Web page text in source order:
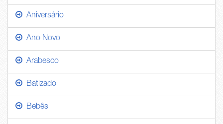
Aniversário
Ano Novo
Arabesco
Batizado
Bebês